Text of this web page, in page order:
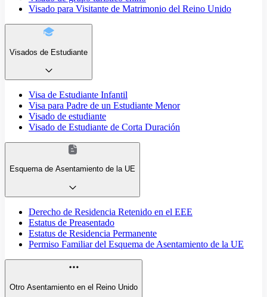
Visado para Visitante de Matrimonio del Reino Unido
Visados de Estudiante
Visa de Estudiante Infantil
Visa para Padre de un Estudiante Menor
Visado de estudiante
Visado de Estudiante de Corta Duración
Esquema de Asentamiento de la UE
Derecho de Residencia Retenido en el EEE
Estatus de Preasentado
Estatus de Residencia Permanente
Permiso Familiar del Esquema de Asentamiento de la UE
Otro Asentamiento en el Reino Unido